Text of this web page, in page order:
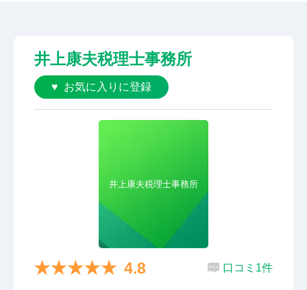
井上康夫税理士事務所
お気に入りに登録
井上康夫税理士事務所
4.8 口コミ1件